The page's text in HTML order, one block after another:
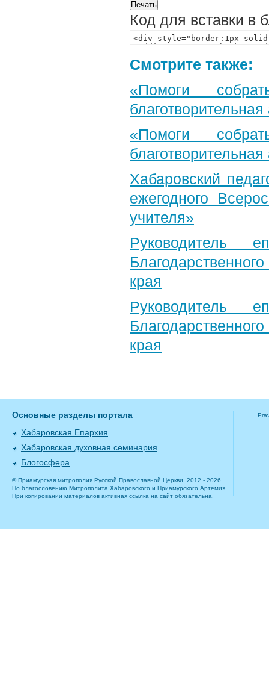
Код для вставки в
Смотрите также:
«Помоги
«Помоги
Хабаровский
ежегодного
учителя»
Руководитель
края
Руководитель
края
Основные разделы портала
Хабаровская Епархия
Хабаровская духовная семинария
Блогосфера
© Приамурская митрополия Русской Православной Церкви, 2012 - 2026
По благословению Митрополита Хабаровского и Приамурского Артемия.
При копировании материалов активная ссылка на сайт обязательна.